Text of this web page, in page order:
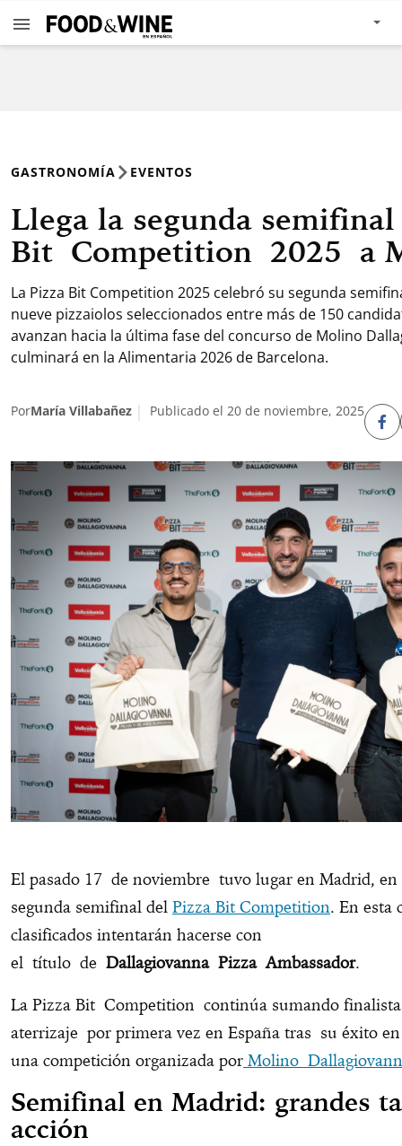
GASTRONOMÍA EVENTOS
Llega la segunda semifinal
Bit Competition 2025 a
La Pizza Bit Competition 2025 celebró su segunda
nueve pizzaiolos seleccionados entre más de 150
avanzan hacia la última fase del concurso de Molino
culminará en la Alimentaria 2026 de Barcelona.
PorMaría Villabañez Publicado el 20 de noviembre, 2025
El pasado 17 de noviembre tuvo lugar en Madrid, en
segunda semifinal del Pizza Bit Competition. En esta
clasificados intentarán hacerse con
el título de Dallagiovanna Pizza Ambassador.
La Pizza Bit Competition continúa sumando
aterrizaje por primera vez en España tras su éxito
una competición organizada por Molino
Semifinal en Madrid: grandes
acción